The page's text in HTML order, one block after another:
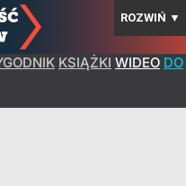
ROZWIŃ ▼
KSIĄŻKI WIDEO DO